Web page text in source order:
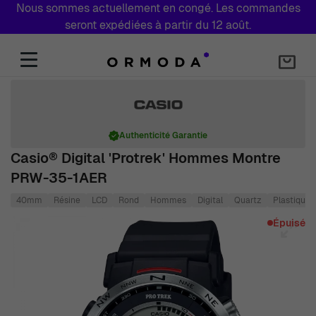
Nous sommes actuellement en congé. Les commandes
seront expédiées à partir du 12 août.
Casio® Digital 'Protrek' Hommes Montre
PRW-35-1AER
Authenticité Garantie
40mm Résine LCD Rond Hommes Digital Quartz Plastique
Épuisé
Click to view image in fullscreen